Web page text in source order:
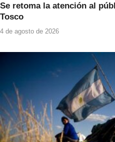
Se retoma la atención al
Tosco
4 de agosto de 2026